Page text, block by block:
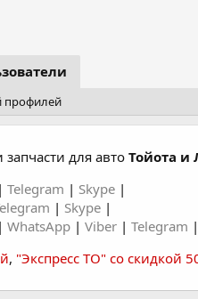
профилей
для авто Тойота и
| Telegram | Skype |
| Skype |
WhatsApp | Viber | Telegram |
, "Экспресс ТО" со скидкой